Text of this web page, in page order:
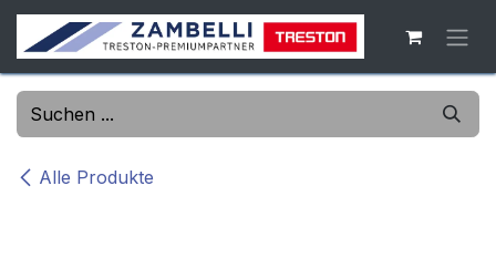
Zum Inhalt springen
Alle Produkte